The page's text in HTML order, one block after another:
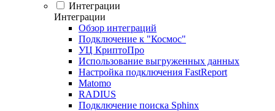
Интеграции
Интеграции
Обзор интеграций
Подключение к "Космос"
УЦ КриптоПро
Использование выгруженных данных
Настройка подключения FastReport
Matomo
RADIUS
Подключение поиска Sphinx